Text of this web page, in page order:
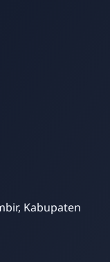
Kabupaten